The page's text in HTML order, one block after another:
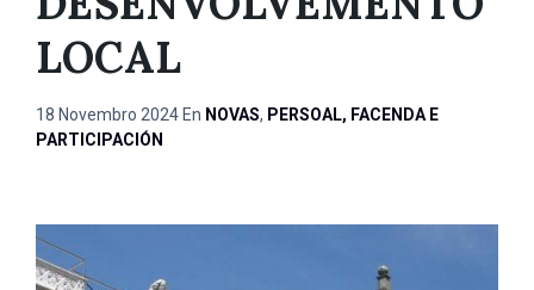
LOCAL
18 Novembro 2024 En NOVAS, PERSOAL, FACENDA E
PARTICIPACIÓN